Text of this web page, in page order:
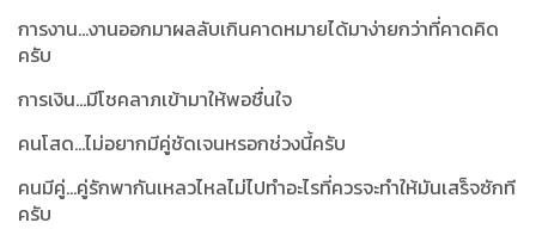
การงาน...งานออกมาผลลับเกินคาดหมายได้มาง่ายกว่าที่คาดคิด
ครับ
การเงิน...มีโชคลาภเข้ามาให้พอชื่นใจ
คนโสด...ไม่อยากมีคู่ชัดเจนหรอกช่วงนี้ครับ
คนมีคู่...คู่รักพากันเหลวไหลไม่ไปทำอะไรที่ควรจะทำให้มันเสร็จซักที
ครับ